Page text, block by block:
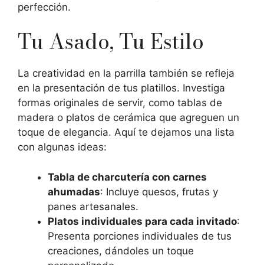
perfección.
Tu Asado, Tu Estilo
La creatividad en la parrilla también se refleja
en la presentación de tus platillos. Investiga
formas originales de servir, como tablas de
madera o platos de cerámica que agreguen un
toque de elegancia. Aquí te dejamos una lista
con algunas ideas:
Tabla de charcutería con carnes
ahumadas: Incluye quesos, frutas y
panes artesanales.
Platos individuales para cada invitado:
Presenta porciones individuales de tus
creaciones, dándoles un toque